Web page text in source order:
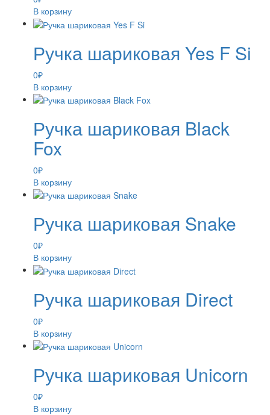
В корзину
Ручка шариковая Yes F Si
0₽
В корзину
Ручка шариковая Black
Fox
0₽
В корзину
Ручка шариковая Snake
0₽
В корзину
Ручка шариковая Direct
0₽
В корзину
Ручка шариковая Unicorn
0₽
В корзину